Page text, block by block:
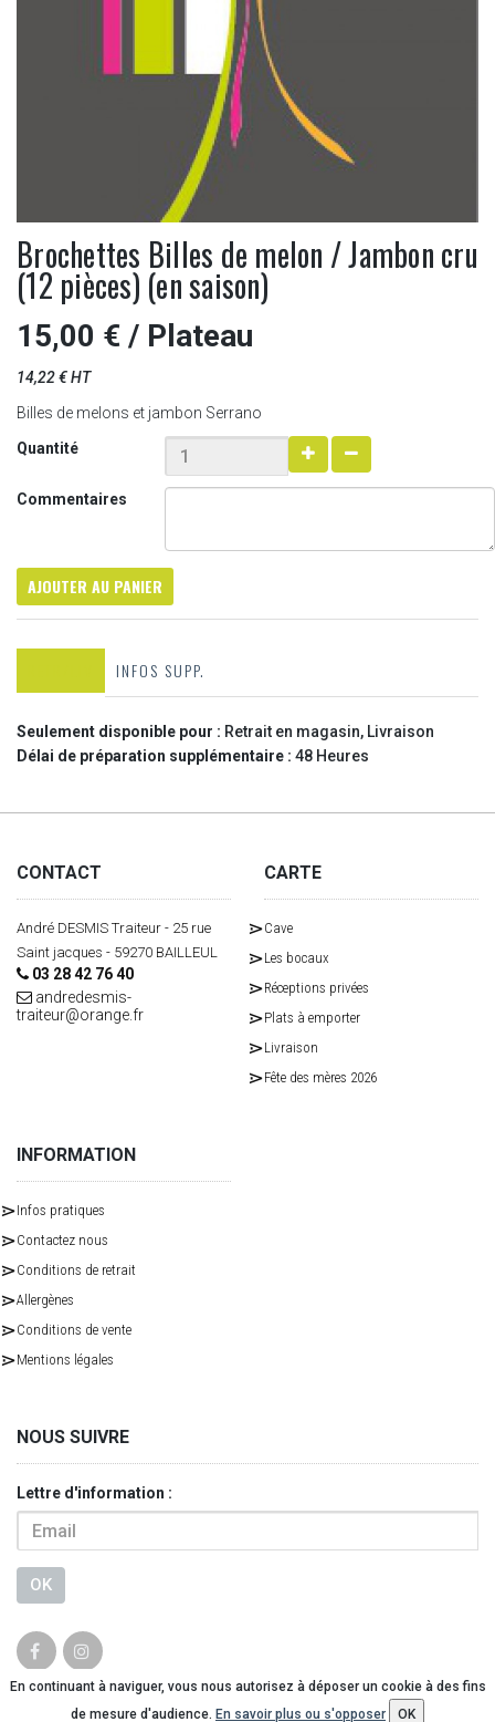
Brochettes Billes de melon / Jambon cru
(12 pièces) (en saison)
15,00 € / Plateau
14,22 € HT
Billes de melons et jambon Serrano
Quantité
Commentaires
AJOUTER AU PANIER
INFOS SUPP.
Seulement disponible pour : Retrait en magasin, Livraison
Délai de préparation supplémentaire : 48 Heures
CONTACT
André DESMIS Traiteur - 25 rue
Saint jacques - 59270 BAILLEUL
03 28 42 76 40
andredesmis-
traiteur@orange.fr
CARTE
Cave
Les bocaux
Réceptions privées
Plats à emporter
Livraison
Fête des mères 2026
INFORMATION
Infos pratiques
Contactez nous
Conditions de retrait
Allergènes
Conditions de vente
Mentions légales
NOUS SUIVRE
Lettre d'information :
OK
SaasFood - Logiciel de gestion de commande sur internet
En continuant à naviguer, vous nous autorisez à déposer un cookie à des fins
de mesure d'audience. En savoir plus ou s'opposer OK